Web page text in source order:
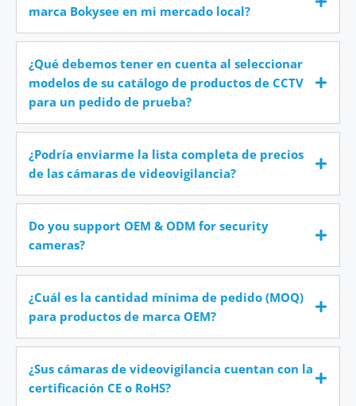
marca Bokysee en mi mercado local?
¿Qué debemos tener en cuenta al seleccionar
modelos de su catálogo de productos de CCTV
para un pedido de prueba?
¿Podría enviarme la lista completa de precios
de las cámaras de videovigilancia?
Do you support OEM & ODM for security
cameras?
¿Cuál es la cantidad mínima de pedido (MOQ)
para productos de marca OEM?
¿Sus cámaras de videovigilancia cuentan con la
certificación CE o RoHS?